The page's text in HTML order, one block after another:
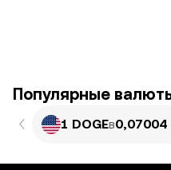
Популярные
1 DOGEв0,07004